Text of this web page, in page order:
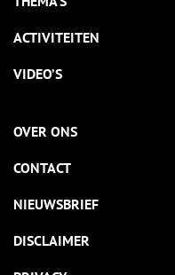
ACTIVITEITEN
VIDEO’S
OVER ONS
CONTACT
NIEUWSBRIEF
DISCLAIMER